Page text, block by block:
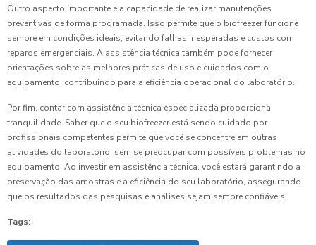
Outro aspecto importante é a capacidade de realizar manutenções
preventivas de forma programada. Isso permite que o biofreezer funcione
sempre em condições ideais, evitando falhas inesperadas e custos com
reparos emergenciais. A assistência técnica também pode fornecer
orientações sobre as melhores práticas de uso e cuidados com o
equipamento, contribuindo para a eficiência operacional do laboratório.
Por fim, contar com assistência técnica especializada proporciona
tranquilidade. Saber que o seu biofreezer está sendo cuidado por
profissionais competentes permite que você se concentre em outras
atividades do laboratório, sem se preocupar com possíveis problemas no
equipamento. Ao investir em assistência técnica, você estará garantindo a
preservação das amostras e a eficiência do seu laboratório, assegurando
que os resultados das pesquisas e análises sejam sempre confiáveis.
Tags: